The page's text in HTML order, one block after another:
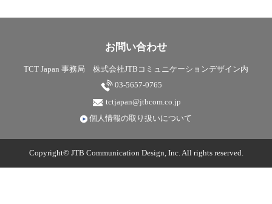
お問い合わせ
TCT Japan 事務局 株式会社JTBコミュニケーションデザイン内
03-5657-0765
tctjapan@jtbcom.co.jp
個人情報の取り扱いについて
Copyright© JTB Communication Design, Inc. All rights reserved.